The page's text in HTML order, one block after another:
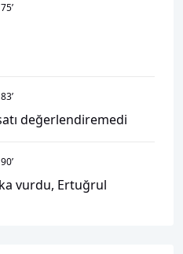
75’
83’
değerlendiremedi
90’
vurdu, Ertuğrul